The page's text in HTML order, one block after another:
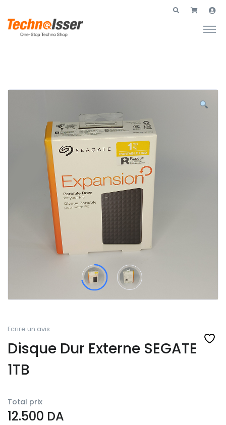
Ecrire un avis
Disque Dur Externe SEGATE
1TB
Total prix
12.500 DA